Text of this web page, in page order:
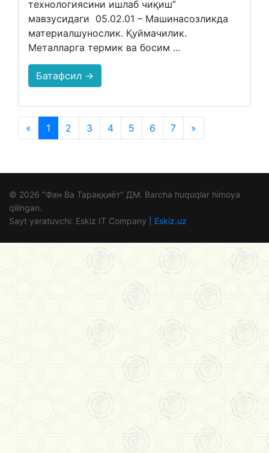
технологиясини ишлаб чиқиш”
мавзусидаги 05.02.01 – Машинасозликда
материалшунослик. Қуймачилик.
Металларга термик ва босим ...
Батафсил →
« 1 2 3 4 5 6 7 »
© 2026 "Фан Ва Тараққиёт" ДМ. Barcha huquqlar himoya
qilingan.
Sayt yaratuvchi: Eskiz IT Company
| Eskiz.uz